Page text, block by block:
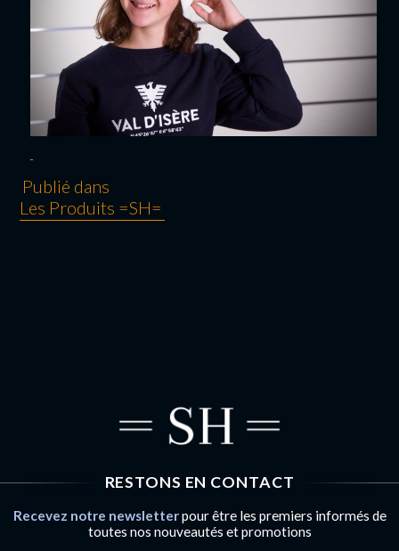
Publié dans
Les Produits =SH=
RESTONS EN CONTACT
Recevez notre newsletterpour être les premiers informés de
toutes nos nouveautés et promotions